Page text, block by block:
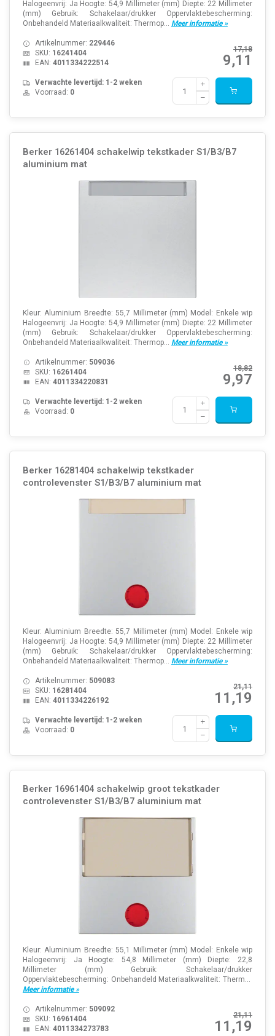
Halogeenvrij: Ja Hoogte: 54,9 Millimeter (mm) Diepte: 22 Millimeter
(mm) Gebruik: Schakelaar/drukker Oppervlaktebescherming:
Onbehandeld Materiaalkwaliteit: Thermop... Meer informatie »
17,18
9,11
Artikelnummer: 229446
SKU: 16241404
EAN: 4011334222514
Verwachte levertijd: 1-2 weken
Voorraad: 0
Berker 16261404 schakelwip tekstkader S1/B3/B7
aluminium mat
Kleur: Aluminium Breedte: 55,7 Millimeter (mm) Model: Enkele wip
Halogeenvrij: Ja Hoogte: 54,9 Millimeter (mm) Diepte: 22 Millimeter
(mm) Gebruik: Schakelaar/drukker Oppervlaktebescherming:
Onbehandeld Materiaalkwaliteit: Thermop... Meer informatie »
18,82
9,97
Artikelnummer: 509036
SKU: 16261404
EAN: 4011334220831
Verwachte levertijd: 1-2 weken
Voorraad: 0
Berker 16281404 schakelwip tekstkader
controlevenster S1/B3/B7 aluminium mat
Kleur: Aluminium Breedte: 55,7 Millimeter (mm) Model: Enkele wip
Halogeenvrij: Ja Hoogte: 54,9 Millimeter (mm) Diepte: 22 Millimeter
(mm) Gebruik: Schakelaar/drukker Oppervlaktebescherming:
Onbehandeld Materiaalkwaliteit: Thermop... Meer informatie »
21,11
11,19
Artikelnummer: 509083
SKU: 16281404
EAN: 4011334226192
Verwachte levertijd: 1-2 weken
Voorraad: 0
Berker 16961404 schakelwip groot tekstkader
controlevenster S1/B3/B7 aluminium mat
Kleur: Aluminium Breedte: 55,1 Millimeter (mm) Model: Enkele wip
Halogeenvrij: Ja Hoogte: 54,8 Millimeter (mm) Diepte: 22,8
Millimeter (mm) Gebruik: Schakelaar/drukker
Oppervlaktebescherming: Onbehandeld Materiaalkwaliteit: Therm...
Meer informatie »
21,11
11,19
Artikelnummer: 509092
SKU: 16961404
EAN: 4011334273783